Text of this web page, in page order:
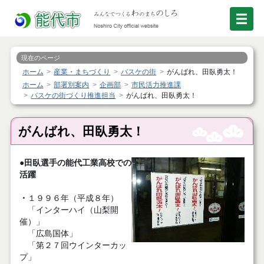
現在のページ
ホーム 産業・まちづくり バスケの街
がんばれ、田臥勇太！
ホーム
部署別案内 企画部
市民活力推進課
バスケの街づくり推進担当
がんばれ、田臥勇太！
がんばれ、田臥勇太！
●田臥選手の能代工業高校での
活躍
・ １９９６年（平成８年）
「インターハイ（山梨開
催）」
「広島国体」
「第２７回ウインターカッ
プ」